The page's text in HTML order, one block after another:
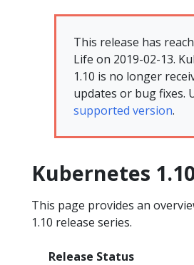
This release has
Life on 2019-02-13.
1.10 is no longer
updates or bug fixes.
supported version.
Kubernetes
This page provides an
1.10 release series.
Release Status